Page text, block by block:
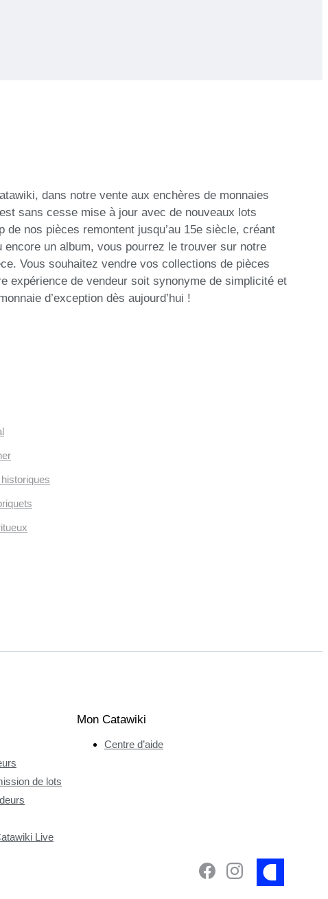
dans notre vente aux enchères de monnaies
sans cesse mise à jour avec de nouveaux lots
nos pièces remontent jusqu’au 15e siècle, créant
un album, vous pourrez le trouver sur notre
Vous souhaitez vendre vos collections de pièces
expérience de vendeur soit synonyme de simplicité et
d’exception dès aujourd’hui !
de lots
Live
Mon Catawiki
Centre d’aide